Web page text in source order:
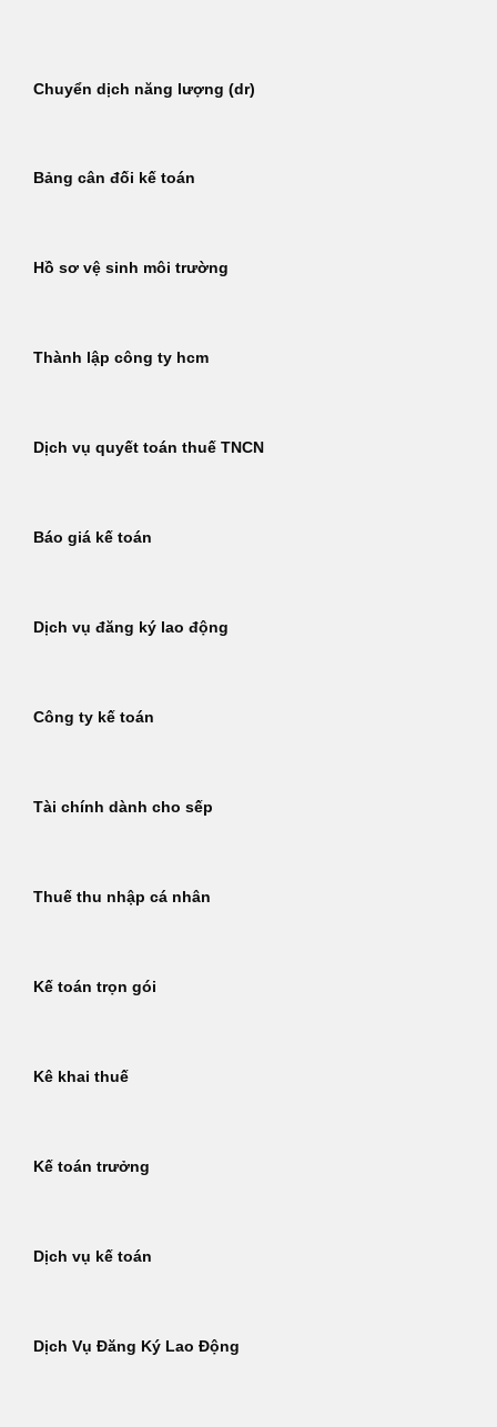
dungChuyển dịch năng lượng (dr)
Bảng cân đối kế toán
Hồ sơ vệ sinh môi trường
Thành lập công ty hcm
Dịch vụ quyết toán thuế TNCN
Báo giá kế toán
Dịch vụ đăng ký lao động
Công ty kế toán
Tài chính dành cho sếp
Thuế thu nhập cá nhân
Kế toán trọn gói
Kê khai thuế
Kế toán trưởng
Dịch vụ kế toán
Dịch Vụ Đăng Ký Lao Động